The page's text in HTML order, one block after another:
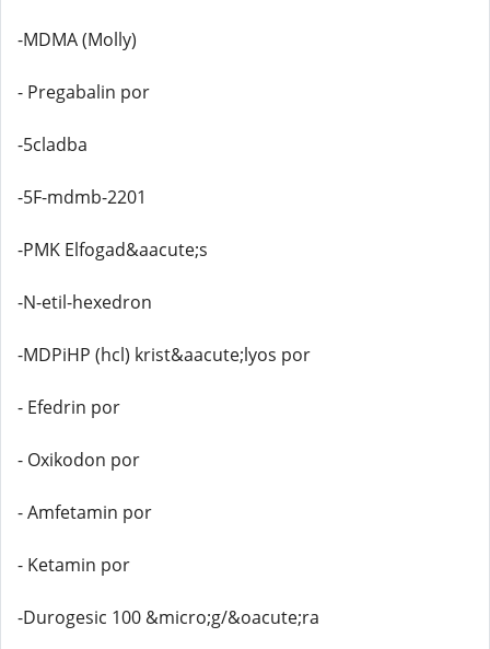
-MDMA (Molly)
- Pregabalin por
-5cladba
-5F-mdmb-2201
-PMK Elfogad&aacute;s
-N-etil-hexedron
-MDPiHP (hcl) krist&aacute;lyos por
- Efedrin por
- Oxikodon por
- Amfetamin por
- Ketamin por
-Durogesic 100 &micro;g/&oacute;ra